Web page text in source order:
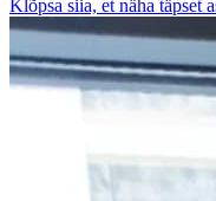
Klõpsa siia, et näha täpset